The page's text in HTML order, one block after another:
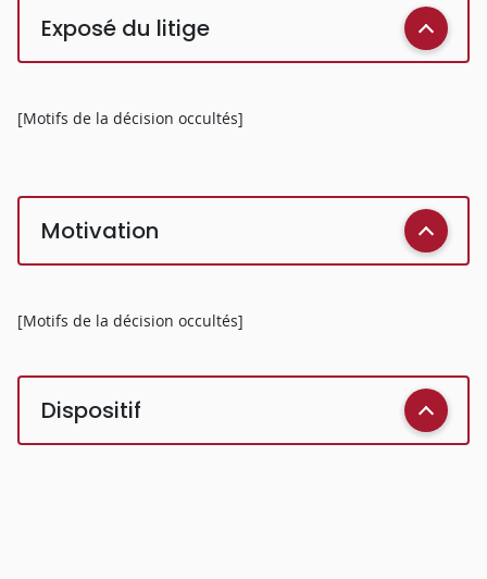
Exposé du litige
[Motifs de la décision occultés]
Motivation
[Motifs de la décision occultés]
Dispositif